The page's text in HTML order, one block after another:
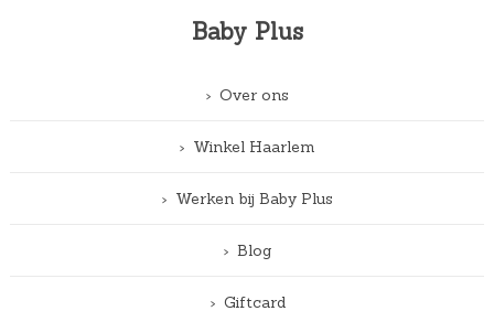
Baby Plus
Over ons
Winkel Haarlem
Werken bij Baby Plus
Blog
Giftcard